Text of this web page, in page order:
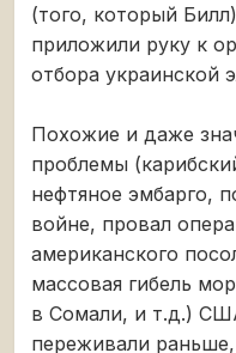
(того, который
приложили руку к
отбора украинской
Похожие и даже
проблемы
нефтяное эмбарго,
войне, провал
американского
массовая гибель
в Сомали, и т.д.)
переживали